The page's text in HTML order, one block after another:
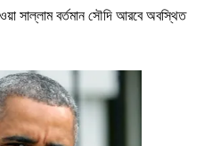
সাল্লাম বর্তমান সৌদি আরবে অবস্থিত